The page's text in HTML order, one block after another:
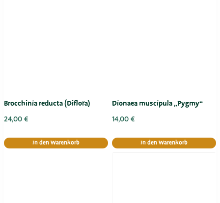
Brocchinia reducta (Diflora)
24,00 €
In den Warenkorb
Dionaea muscipula „Pygmy“
14,00 €
In den Warenkorb